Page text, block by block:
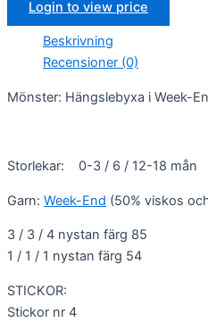
Login to view price
Beskrivning
Recensioner (0)
Mönster: Hängslebyxa i Week-
Storlekar: 0-3 / 6 / 12-18 mån
Garn: Week-End (50% viskos
3 / 3 / 4 nystan färg 85
1 / 1 / 1 nystan färg 54
STICKOR:
Stickor nr 4
Dessa kakor
att hemsidan
över huvud
fungera.
Statistik
kunna
förbättra